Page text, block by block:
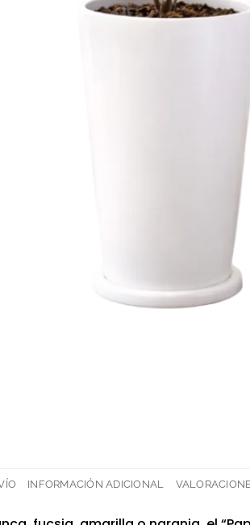
INFORMACIÓN ADICIONAL